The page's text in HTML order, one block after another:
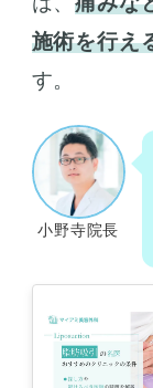
施術を行え
す。
小野寺院長